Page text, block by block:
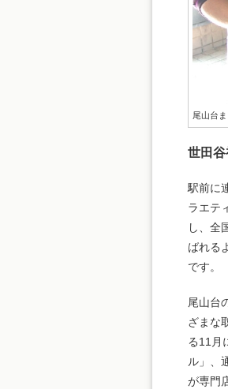
尾山台
世田谷
駅前に
ラエテ
し、全
ばれる
です。
尾山台
ざまな
る11月
ル」、
が専門